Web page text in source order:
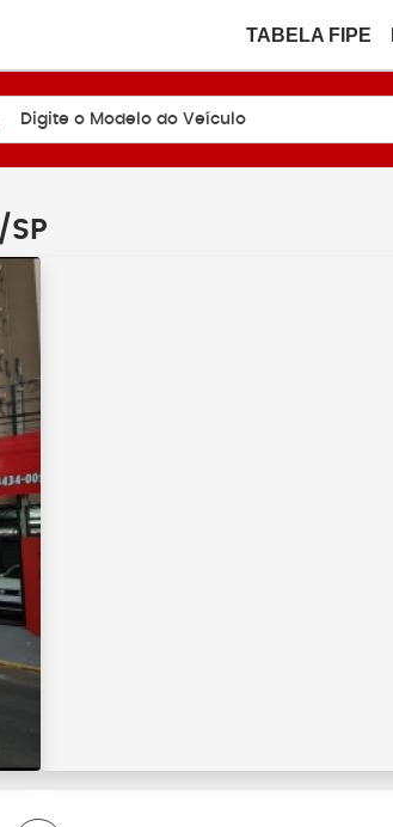
TABELA FIPE
Digite o Modelo do Veículo